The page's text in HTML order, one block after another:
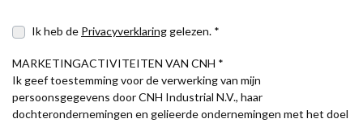
Ik heb de Privacyverklaringgelezen. *
MARKETINGACTIVITEITEN VAN CNH *
Ik geef toestemming voor de verwerking van mijn
persoonsgegevens door CNH Industrial N.V., haar
dochterondernemingen en gelieerde ondernemingen met het doel